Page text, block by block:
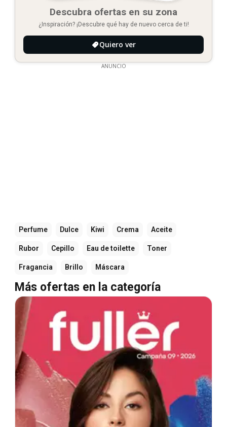
Descubra ofertas en su zona
¿Inspiración? ¡Descubre qué hay de nuevo cerca de ti!
Quiero ver
ANUNCIO
Perfume Dulce Kiwi Crema Aceite
Rubor Cepillo Eau de toilette Toner
Fragancia Brillo Máscara
Más ofertas en la categoría